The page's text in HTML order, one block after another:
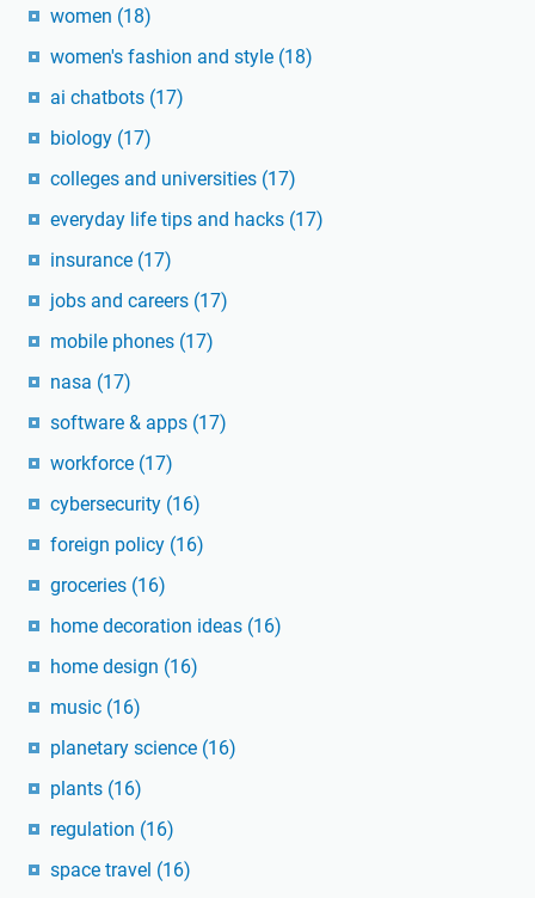
women (18)
women's fashion and style (18)
ai chatbots (17)
biology (17)
colleges and universities (17)
everyday life tips and hacks (17)
insurance (17)
jobs and careers (17)
mobile phones (17)
nasa (17)
software & apps (17)
workforce (17)
cybersecurity (16)
foreign policy (16)
groceries (16)
home decoration ideas (16)
home design (16)
music (16)
planetary science (16)
plants (16)
regulation (16)
space travel (16)